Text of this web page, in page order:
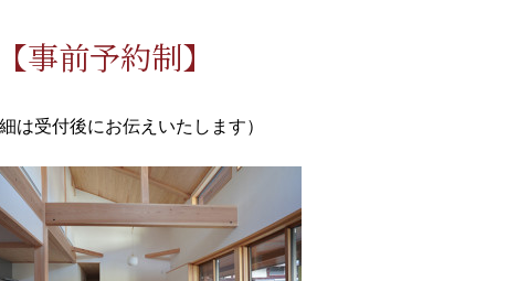
事前予約制】
は受付後にお伝えいたします）